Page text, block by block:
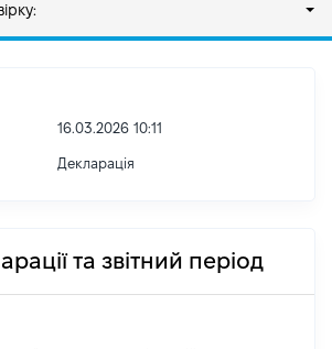
16.03.2026 10:11
Декларація
та звітний період